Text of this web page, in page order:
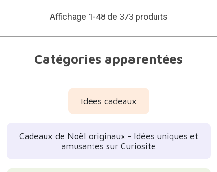
Affichage 1-48 de 373 produits
Catégories apparentées
Idées cadeaux
Cadeaux de Noël originaux - Idées uniques et
amusantes sur Curiosite